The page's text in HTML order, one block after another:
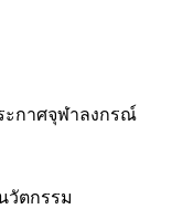
ะกาศจุฬาลงกรณ์
วัตกรรม